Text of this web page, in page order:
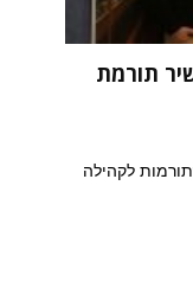
תורמת
לקהילה